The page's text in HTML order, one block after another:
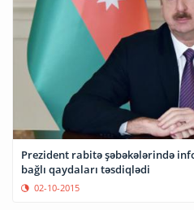
Prezident rabitə şəbəkələrində
bağlı qaydaları təsdiqlədi
02-10-2015